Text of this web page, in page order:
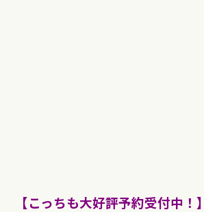
【こっちも大好評予約受付中！】